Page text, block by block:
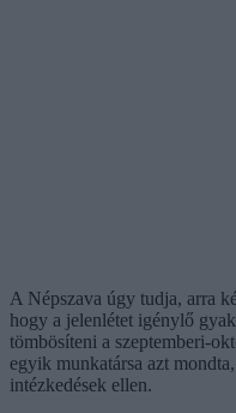
A Népszava úgy tudja, arra
hogy a jelenlétet igénylő
tömbösíteni a szeptemberi-
egyik munkatársa azt
intézkedések ellen.